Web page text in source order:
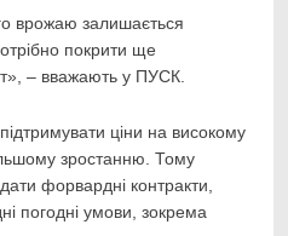
врожаю залишається
покрити ще
– вважають у ПУСК.
ціни на високому
зростанню. Тому
форвардні контракти,
погодні умови, зокрема